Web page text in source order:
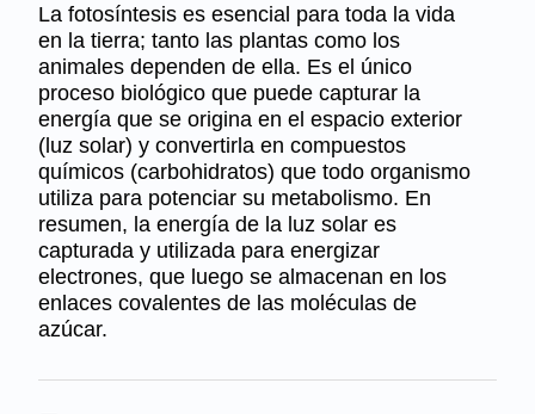
La fotosíntesis es esencial para toda la vida
en la tierra; tanto las plantas como los
animales dependen de ella. Es el único
proceso biológico que puede capturar la
energía que se origina en el espacio exterior
(luz solar) y convertirla en compuestos
químicos (carbohidratos) que todo organismo
utiliza para potenciar su metabolismo. En
resumen, la energía de la luz solar es
capturada y utilizada para energizar
electrones, que luego se almacenan en los
enlaces covalentes de las moléculas de
azúcar.